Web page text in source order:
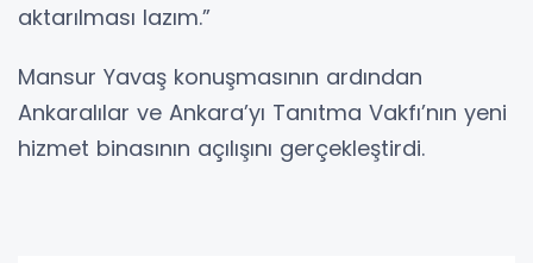
aktarılması lazım.”
Mansur Yavaş konuşmasının ardından
Ankaralılar ve Ankara’yı Tanıtma Vakfı’nın yeni
hizmet binasının açılışını gerçekleştirdi.